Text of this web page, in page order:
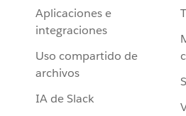
Aplicaciones e
integraciones
Uso compartido de
archivos
IA de Slack